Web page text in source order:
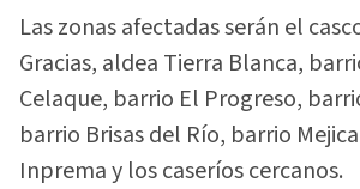
Las zonas afectadas serán el
Gracias, aldea Tierra Blanca,
Celaque, barrio El Progreso,
barrio Brisas del Río, barrio
Inprema y los caseríos cercanos.